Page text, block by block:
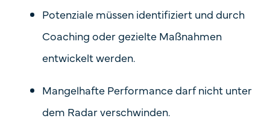
Potenziale müssen identifiziert und durch
Coaching oder gezielte Maßnahmen
entwickelt werden.
Mangelhafte Performance darf nicht unter
dem Radar verschwinden.